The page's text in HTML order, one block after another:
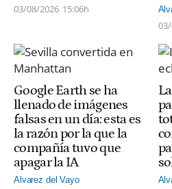
03/08/2026 15:06h
Google Earth se ha
llenado de imágenes
falsas en un día: esta es
la razón por la que la
compañía tuvo que
apagar la IA
Alvarez del Vayo